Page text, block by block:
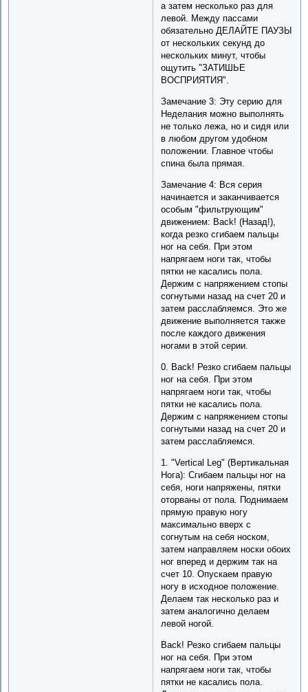
а затем несколько раз для
левой. Между пассами
обязательно ДЕЛАЙТЕ ПАУЗЫ
от нескольких секунд до
нескольких минут, чтобы
ощутить "ЗАТИШЬЕ
ВОСПРИЯТИЯ".
Замечание 3: Эту серию для
Неделания можно выполнять
не только лежа, но и сидя или
в любом другом удобном
положении. Главное чтобы
спина была прямая.
Замечание 4: Вся серия
начинается и заканчивается
особым "фильтрующим"
движением: Back! (Назад!),
когда резко сгибаем пальцы
ног на себя. При этом
напрягаем ноги так, чтобы
пятки не касались пола.
Держим с напряжением стопы
согнутыми назад на счет 20 и
затем расслабляемся. Это же
движение выполняется также
после каждого движения
ногами в этой серии.
0. Back! Резко сгибаем пальцы
ног на себя. При этом
напрягаем ноги так, чтобы
пятки не касались пола.
Держим с напряжением стопы
согнутыми назад на счет 20 и
затем расслабляемся.
1. "Vertical Leg" (Вертикальная
Нога): Сгибаем пальцы ног на
себя, ноги напряжены, пятки
оторваны от пола. Поднимаем
прямую правую ногу
максимально вверх с
согнутым на себя носком,
затем направляем носки обоих
ног вперед и держим так на
счет 10. Опускаем правую
ногу в исходное положение.
Делаем так несколько раз и
затем аналогично делаем
левой ногой.
Back! Резко сгибаем пальцы
ног на себя. При этом
напрягаем ноги так, чтобы
пятки не касались пола.